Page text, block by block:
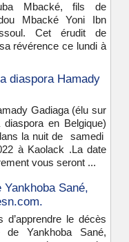
Mbacké, fils de
Mbacké Yoni Ibn
Cet érudit de
révérence ce lundi à
diaspora Hamady
Gadiaga (élu sur
en Belgique)
la nuit de samedi
à Kaolack .La date
vous seront ...
Sané,
d’apprendre le décès
Yankhoba Sané,